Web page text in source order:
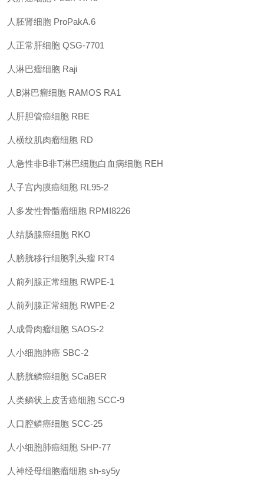
人胚肾细胞 ProPakA.6
人正常肝细胞 QSG-7701
人淋巴瘤细胞 Raji
人 B淋巴瘤细胞 RAMOS RA1
人肝胆管癌细胞 RBE
人横纹肌肉瘤细胞 RD
人急性非B非T淋巴细胞白血病细胞 REH
人子宫内膜癌细胞 RL95-2
人多发性骨髓瘤细胞 RPMI8226
人结肠腺癌细胞 RKO
人膀胱移行细胞乳头瘤 RT4
人前列腺正常细胞 RWPE-1
人前列腺正常细胞 RWPE-2
人成骨肉瘤细胞 SAOS-2
人小细胞肺癌 SBC-2
人膀胱鳞癌细胞 SCaBER
人类鳞状上皮舌癌细胞 SCC-9
人口腔鳞癌细胞 SCC-25
人小细胞肺癌细胞 SHP-77
人神经母细胞瘤细胞 sh-sy5y